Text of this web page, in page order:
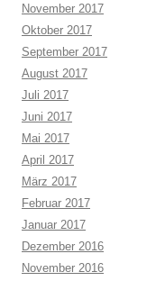
November 2017
Oktober 2017
September 2017
August 2017
Juli 2017
Juni 2017
Mai 2017
April 2017
März 2017
Februar 2017
Januar 2017
Dezember 2016
November 2016